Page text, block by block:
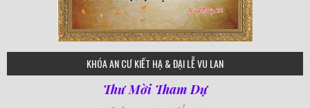
75
KHÓA AN CƯ KIẾT HẠ & ĐẠI LỄ VU LAN
Thư Mời Tham Dự